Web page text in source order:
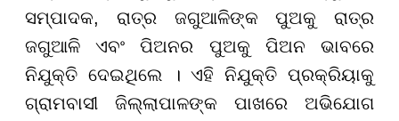
ସମ୍ପାଦକ, ରାତ୍ର ଜଗୁଆଳିଙ୍କ ପୁଅକୁ ରାତ୍ର
ଜଗୁଆଳି ଏବଂ ପିଅନର ପୁଅକୁ ପିଅନ ଭାବରେ
ନିଯୁକ୍ତି ଦେଇଥିଲେ । ଏହି ନିଯୁକ୍ତି ପ୍ରକ୍ରିୟାକୁ
ଗ୍ରାମବାସୀ ଜିଲ୍ଲାପାଳଙ୍କ ପାଖରେ ଅଭିଯୋଗ